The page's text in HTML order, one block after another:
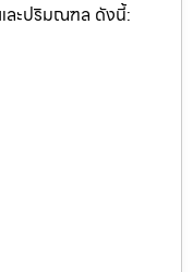
ละปริมณฑล ดังนี้: